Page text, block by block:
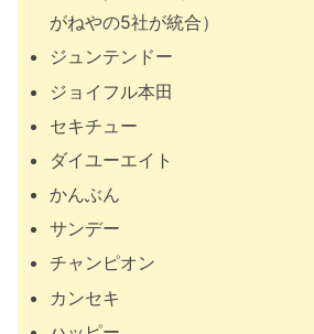
がねやの5社が統合）
ジュンテンドー
ジョイフル本田
セキチュー
ダイユーエイト
かんぶん
サンデー
チャンピオン
カンセキ